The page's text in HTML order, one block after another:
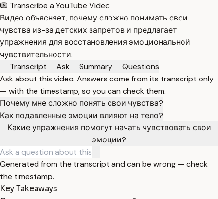
Transcribe a YouTube Video
Видео объясняет, почему сложно понимать свои
чувства из-за детских запретов и предлагает
упражнения для восстановления эмоциональной
чувствительности.
Transcript
Ask Summary
Questions
Ask about this video. Answers come from its transcript only
— with the timestamp, so you can check them.
Почему мне сложно понять свои чувства?
Как подавленные эмоции влияют на тело?
Какие упражнения помогут начать чувствовать свои
эмоции?
Generated from the transcript and can be wrong — check
the timestamp.
Key Takeaways